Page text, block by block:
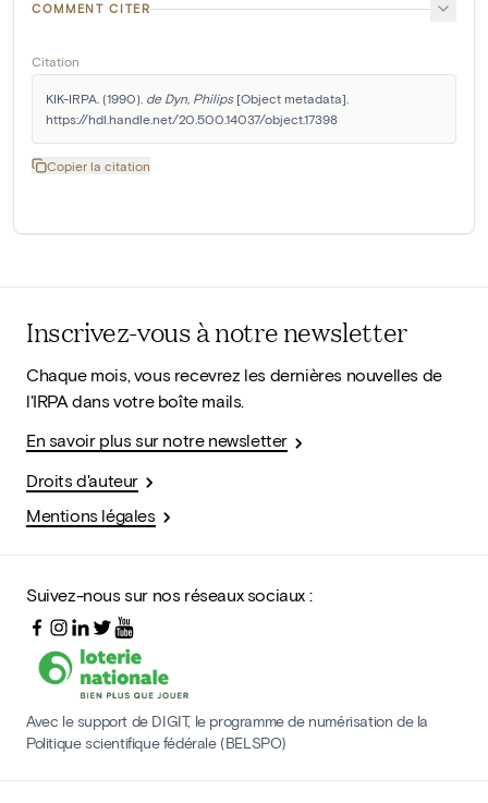
COMMENT CITER
Citation
KIK-IRPA. (1990). de Dyn, Philips [Object metadata].
https://hdl.handle.net/20.500.14037/object.17398
Copier la citation
Inscrivez-vous à notre newsletter
Chaque mois, vous recevrez les dernières nouvelles de
l'IRPA dans votre boîte mails.
En savoir plus sur notre newsletter
Droits d'auteur
Mentions légales
Suivez-nous sur nos réseaux sociaux :
Avec le support de DIGIT, le programme de numérisation de la
Politique scientifique fédérale (BELSPO)